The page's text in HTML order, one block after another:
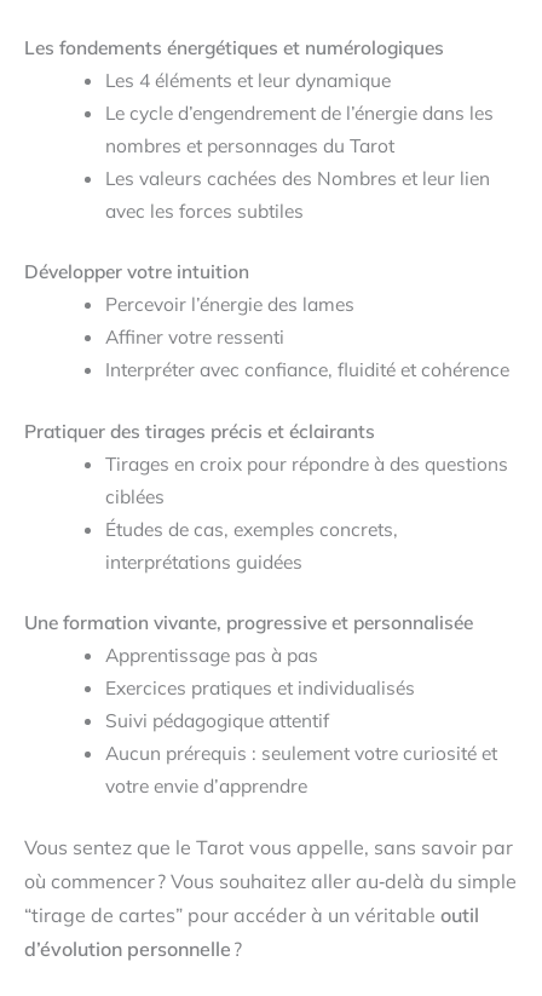
Les fondements énergétiques et numérologiques
Les 4 éléments et leur dynamique
Le cycle d’engendrement de l’énergie dans les
nombres et personnages du Tarot
Les valeurs cachées des Nombres et leur lien
avec les forces subtiles
Développer votre intuition
Percevoir l’énergie des lames
Affiner votre ressenti
Interpréter avec confiance, fluidité et cohérence
Pratiquer des tirages précis et éclairants
Tirages en croix pour répondre à des questions
ciblées
Études de cas, exemples concrets,
interprétations guidées
Une formation vivante, progressive et personnalisée
Apprentissage pas à pas
Exercices pratiques et individualisés
Suivi pédagogique attentif
Aucun prérequis : seulement votre curiosité et
votre envie d’apprendre
Vous sentez que le Tarot vous appelle, sans savoir par
où commencer ? Vous souhaitez aller au‑delà du simple
“tirage de cartes” pour accéder à un véritable outil
d’évolution personnelle ?